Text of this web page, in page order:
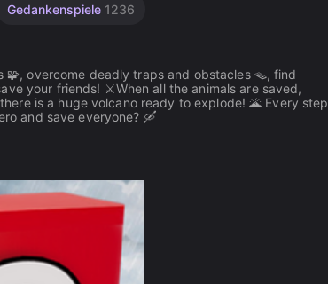
Gedankenspiele 1236
overcome deadly traps and obstacles 🪤, find
your friends! ⚔️When all the animals are saved,
is a huge volcano ready to explode! 🌋 Every step
and save everyone? 🛶